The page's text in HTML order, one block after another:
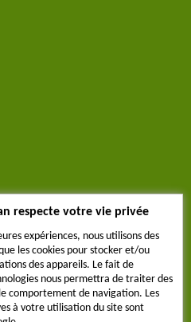
respecte votre vie privée
expériences, nous utilisons des
les cookies pour stocker et/ou
des appareils. Le fait de
nous permettra de traiter des
comportement de navigation. Les
à votre utilisation du site sont